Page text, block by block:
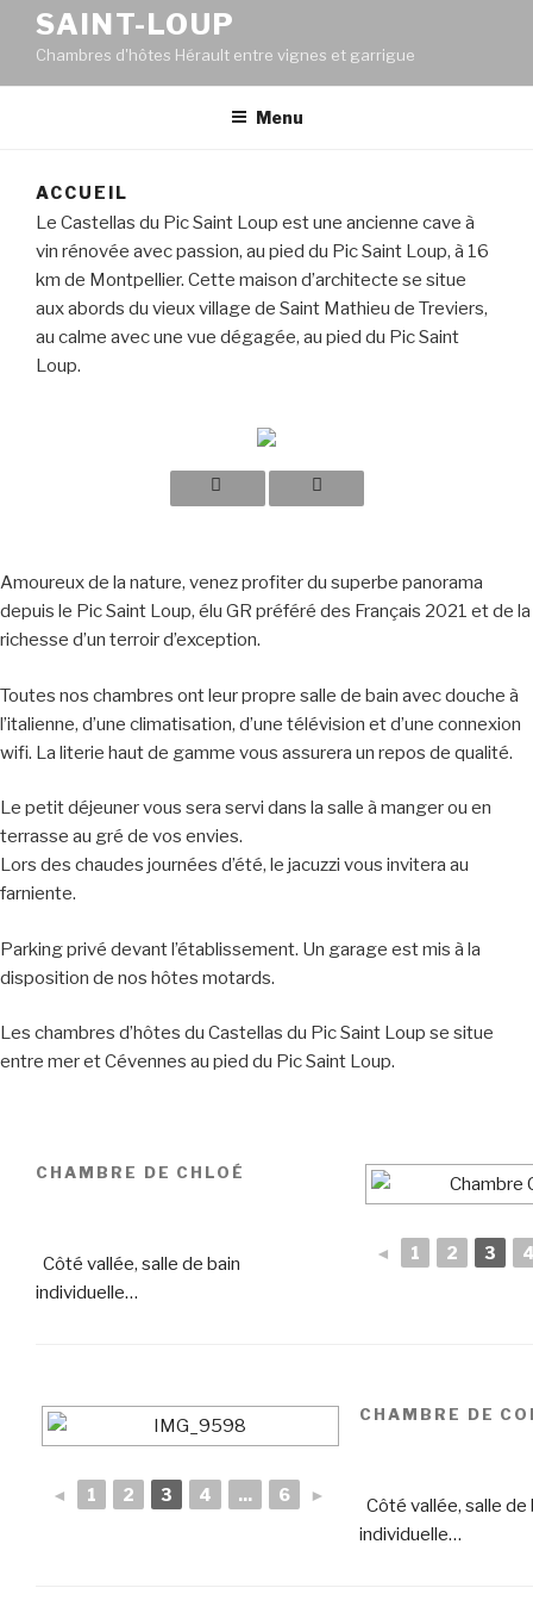
SAINT-LOUP
Chambres d'hôtes Hérault entre vignes et garrigue
Menu
ACCUEIL
Le Castellas du Pic Saint Loup est une ancienne cave à
vin rénovée avec passion, au pied du Pic Saint Loup, à 16
km de Montpellier. Cette maison d’architecte se situe
aux abords du vieux village de Saint Mathieu de Treviers,
au calme avec une vue dégagée, au pied du Pic Saint
Loup.
Amoureux de la nature, venez profiter du superbe panorama
depuis le Pic Saint Loup, élu GR préféré des Français 2021 et de la
richesse d’un terroir d’exception.
Toutes nos chambres ont leur propre salle de bain avec douche à
l’italienne, d’une climatisation, d’une télévision et d’une connexion
wifi. La literie haut de gamme vous assurera un repos de qualité.
Le petit déjeuner vous sera servi dans la salle à manger ou en
terrasse au gré de vos envies.
Lors des chaudes journées d’été, le jacuzzi vous invitera au
farniente.
Parking privé devant l’établissement. Un garage est mis à la
disposition de nos hôtes motards.
Les chambres d’hôtes du Castellas du Pic Saint Loup se situe
entre mer et Cévennes au pied du Pic Saint Loup.
CHAMBRE DE CHLOÉ
Côté vallée, salle de bain
individuelle…
◄ 1 2 3
◄ 1 2 3 4 ... 6 ►
CHAMBRE DE
Côté vallée, salle de
individuelle…